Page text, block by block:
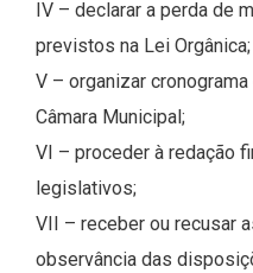
IV – declarar a perda de
previstos na Lei Orgânica;
V – organizar
Câmara Municipal;
VI – proceder à redação
legislativos;
VII – receber ou recusar
observância das